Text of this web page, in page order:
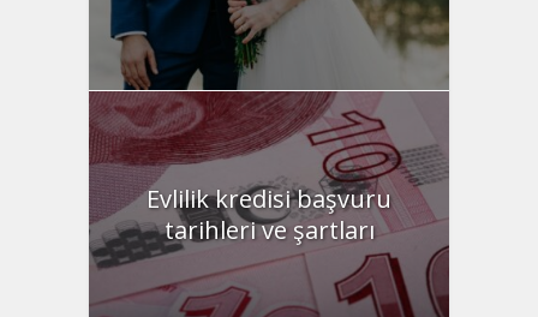
Evlilik kredisi başvuru
tarihleri ve şartları